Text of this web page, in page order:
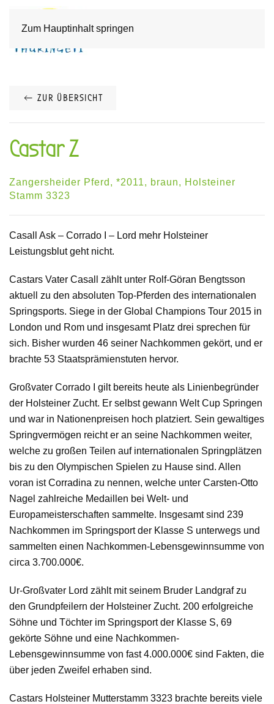
Zum Hauptinhalt springen
ZUR ÜBERSICHT
Castar Z
Zangersheider Pferd, *2011, braun, Holsteiner
Stamm 3323
Casall Ask – Corrado I – Lord mehr Holsteiner
Leistungsblut geht nicht.
Castars Vater Casall zählt unter Rolf-Göran Bengtsson
aktuell zu den absoluten Top-Pferden des internationalen
Springsports. Siege in der Global Champions Tour 2015 in
London und Rom und insgesamt Platz drei sprechen für
sich. Bisher wurden 46 seiner Nachkommen gekört, und er
brachte 53 Staatsprämienstuten hervor.
Großvater Corrado I gilt bereits heute als Linienbegründer
der Holsteiner Zucht. Er selbst gewann Welt Cup Springen
und war in Nationenpreisen hoch platziert. Sein gewaltiges
Springvermögen reicht er an seine Nachkommen weiter,
welche zu großen Teilen auf internationalen Springplätzen
bis zu den Olympischen Spielen zu Hause sind. Allen
voran ist Corradina zu nennen, welche unter Carsten-Otto
Nagel zahlreiche Medaillen bei Welt- und
Europameisterschaften sammelte. Insgesamt sind 239
Nachkommen im Springsport der Klasse S unterwegs und
sammelten einen Nachkommen-Lebensgewinnsumme von
circa 3.700.000€.
Ur-Großvater Lord zählt mit seinem Bruder Landgraf zu
den Grundpfeilern der Holsteiner Zucht. 200 erfolgreiche
Söhne und Töchter im Springsport der Klasse S, 69
gekörte Söhne und eine Nachkommen-
Lebensgewinnsumme von fast 4.000.000€ sind Fakten, die
über jeden Zweifel erhaben sind.
Castars Holsteiner Mutterstamm 3323 brachte bereits viele